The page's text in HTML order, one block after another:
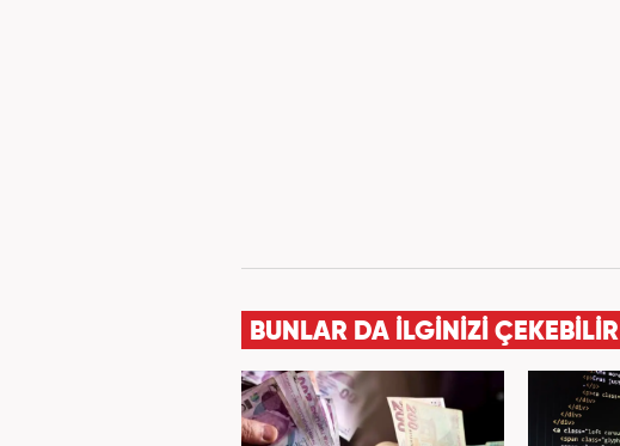
BUNLAR DA İLGİNİZİ ÇEKEBİLİR